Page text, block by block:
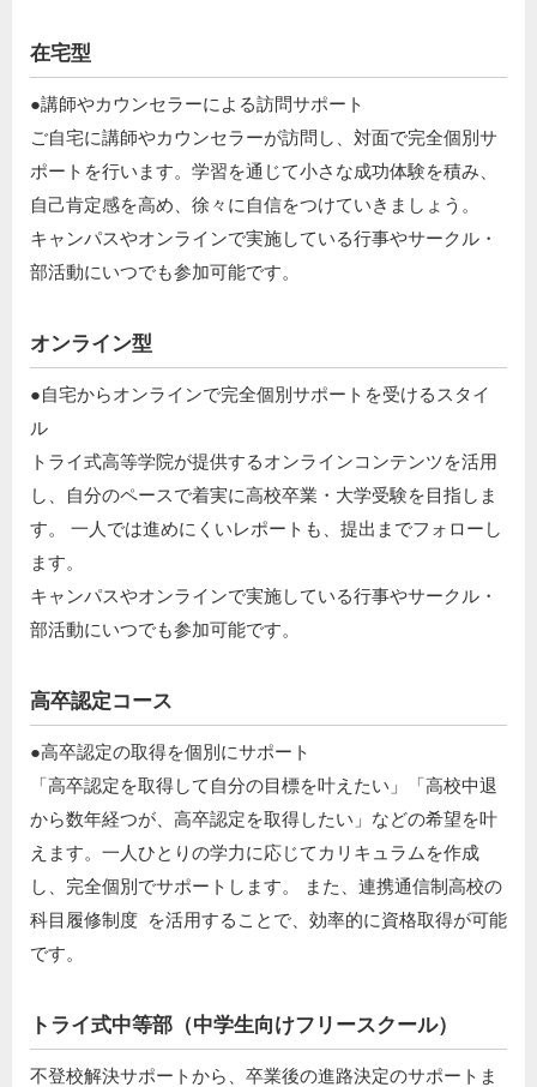
在宅型
●講師やカウンセラーによる訪問サポート​
​ ご自宅に講師やカウンセラーが訪問し、対面で完全個別サ
ポートを行います。学習を通じて小さな成功体験を積み、
自己肯定感を高め、徐々に自信をつけていきましょう。​
キャンパスやオンラインで実施している行事やサークル・
部活動にいつでも参加可能です。
オンライン型
●自宅からオンラインで完全個別サポートを受けるスタイ
ル​
トライ式高等学院が提供するオンラインコンテンツを活用
し、自分のペースで着実に高校卒業・大学受験を目指しま
す。 一人では進めにくいレポートも、提出までフォローし
ます。​
キャンパスやオンラインで実施している行事やサークル・
部活動にいつでも参加可能です。
高卒認定コース
●高卒認定の取得を個別にサポート ​
「高卒認定を取得して自分の目標を叶えたい」「高校中退
から数年経つが、高卒認定を取得したい」などの希望を叶
えます。一人ひとりの学力に応じてカリキュラムを作成
し、完全個別でサポートします。 また、連携通信制高校の
科目履修制度 を活用することで、効率的に資格取得が可能
です。
トライ式中等部（中学生向けフリースクール）​
不登校解決サポートから、卒業後の進路決定のサポートま